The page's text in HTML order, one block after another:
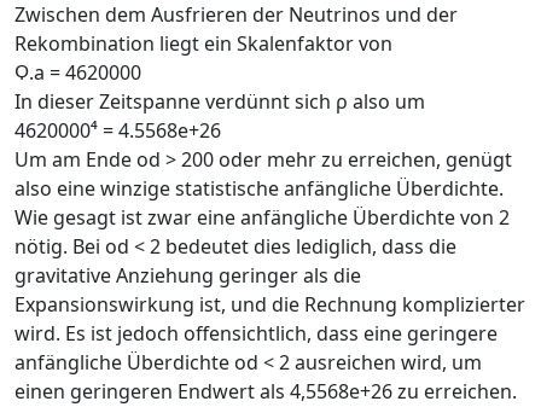
Zwischen dem Ausfrieren der Neutrinos und der
Rekombination liegt ein Skalenfaktor von
Ϙ.a = 4620000
In dieser Zeitspanne verdünnt sich ρ also um
4620000⁴ = 4.5568e+26
Um am Ende od > 200 oder mehr zu erreichen, genügt
also eine winzige statistische anfängliche Überdichte.
Wie gesagt ist zwar eine anfängliche Überdichte von 2
nötig. Bei od < 2 bedeutet dies lediglich, dass die
gravitative Anziehung geringer als die
Expansionswirkung ist, und die Rechnung komplizierter
wird. Es ist jedoch offensichtlich, dass eine geringere
anfängliche Überdichte od < 2 ausreichen wird, um
einen geringeren Endwert als 4,5568e+26 zu erreichen.